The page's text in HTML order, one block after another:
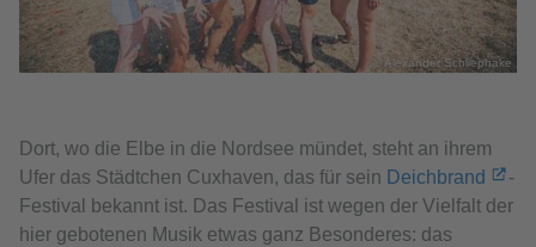
© Alexander Schliephake
Dort, wo die Elbe in die Nordsee mündet, steht an ihrem
Ufer das Städtchen Cuxhaven, das für sein Deichbrand
-
Festival bekannt ist. Das Festival ist wegen der Vielfalt der
hier gebotenen Musik etwas ganz Besonderes: das